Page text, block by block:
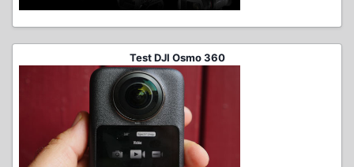
Test DJI Osmo 360